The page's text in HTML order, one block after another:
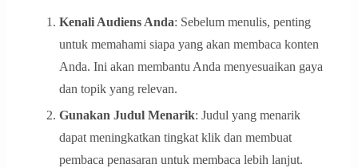
Kenali Audiens Anda: Sebelum menulis, penting
untuk memahami siapa yang akan membaca konten
Anda. Ini akan membantu Anda menyesuaikan gaya
dan topik yang relevan.
Gunakan Judul Menarik: Judul yang menarik
dapat meningkatkan tingkat klik dan membuat
pembaca penasaran untuk membaca lebih lanjut.